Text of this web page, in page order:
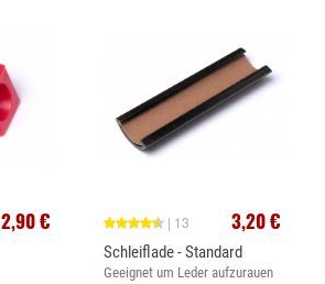
2,90 € 3,20 €
| 13
Schleiflade - Standard
Geeignet um Leder aufzurauen